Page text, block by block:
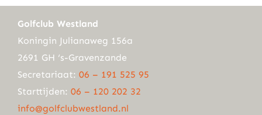
Golfclub Westland
Koningin Julianaweg 156a
2691 GH ‘s-Gravenzande
Secretariaat: 06 – 191 525 95
Starttijden: 06 – 120 202 32
info@golfclubwestland.nl